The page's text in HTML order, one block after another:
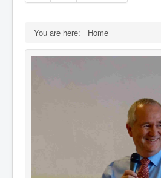
You are here: Home